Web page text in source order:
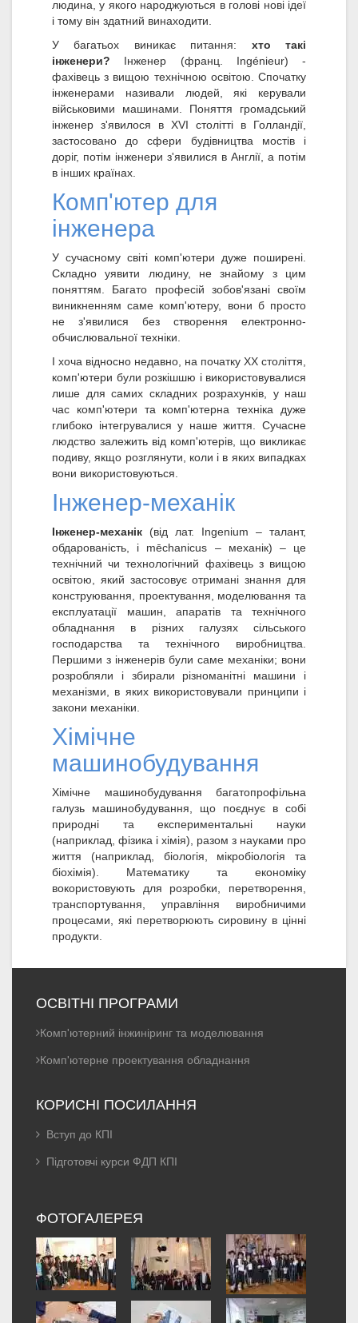
людина, у якого народжуються в голові нові ідеї
і тому він здатний винаходити.
У багатьох виникає питання: хто такі
інженери? Інженер (франц. Ingénieur) -
фахівець з вищою технічною освітою. Спочатку
інженерами називали людей, які керували
військовими машинами. Поняття громадський
інженер з'явилося в XVI столітті в Голландії,
застосовано до сфери будівництва мостів і
доріг, потім інженери з'явилися в Англії, а потім
в інших країнах.
Комп'ютер для
інженера
У сучасному світі комп'ютери дуже поширені.
Складно уявити людину, не знайому з цим
поняттям. Багато професій зобов'язані своїм
виникненням саме комп'ютеру, вони б просто
не з'явилися без створення електронно-
обчислювальної техніки.
І хоча відносно недавно, на початку XX століття,
комп'ютери були розкішшю і використовувалися
лише для самих складних розрахунків, у наш
час комп'ютери та комп'ютерна техніка дуже
глибоко інтегрувалися у наше життя. Сучасне
людство залежить від комп'ютерів, що викликає
подиву, якщо розглянути, коли і в яких випадках
вони використовуються.
Інженер-механік
Інженер-механік (від лат. Ingenium – талант,
обдарованість, і mēchanicus – механік) – це
технічний чи технологічний фахівець з вищою
освітою, який застосовує отримані знання для
конструювання, проектування, моделювання та
експлуатації машин, апаратів та технічного
обладнання в різних галузях сільського
господарства та технічного виробництва.
Першими з інженерів були саме механіки; вони
розробляли і збирали різноманітні машини і
механізми, в яких використовували принципи і
закони механіки.
Хімічне
машинобудування
Хімічне машинобудування багатопрофільна
галузь машинобудування, що поєднує в собі
природні та експериментальні науки
(наприклад, фізика і хімія), разом з науками про
життя (наприклад, біологія, мікробіологія та
біохімія). Математику та економіку
вокористовують для розробки, перетворення,
транспортування, управління виробничими
процесами, які перетворюють сировину в цінні
продукти.
ОСВІТНІ ПРОГРАМИ
Комп'ютерний інжиніринг та моделювання
Комп'ютерне проектування обладнання
КОРИСНІ ПОСИЛАННЯ
Вступ до КПІ
Підготовчі курси ФДП КПІ
ФОТОГАЛЕРЕЯ